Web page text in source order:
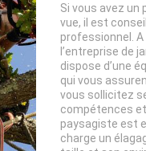
Si vous avez un
vue, il est
professionnel. A
l’entreprise de
dispose d’une
qui vous
vous sollicitez
compétences
paysagiste est
charge un